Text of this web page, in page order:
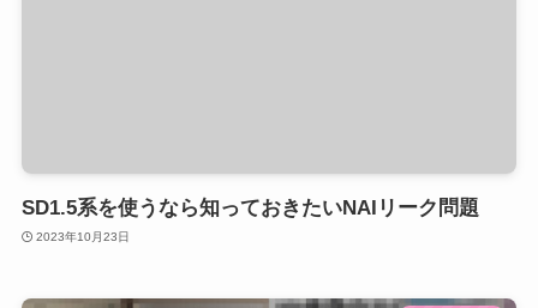
SD1.5系を使うなら知っておきたいNAIリーク問題
2023年10月23日